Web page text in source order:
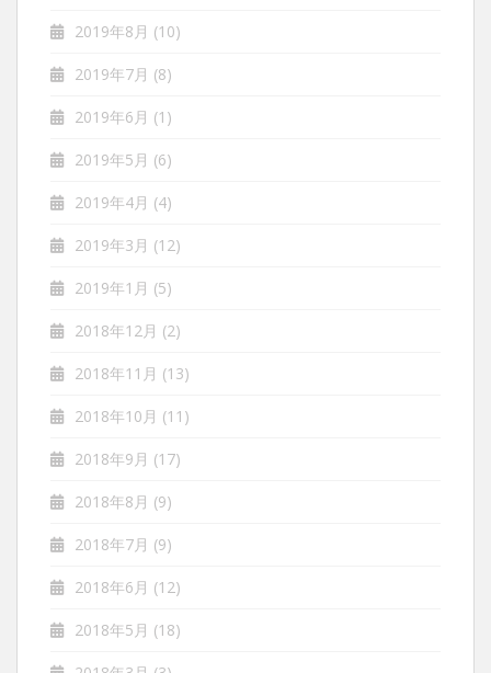
2019年8月 (10)
2019年7月 (8)
2019年6月 (1)
2019年5月 (6)
2019年4月 (4)
2019年3月 (12)
2019年1月 (5)
2018年12月 (2)
2018年11月 (13)
2018年10月 (11)
2018年9月 (17)
2018年8月 (9)
2018年7月 (9)
2018年6月 (12)
2018年5月 (18)